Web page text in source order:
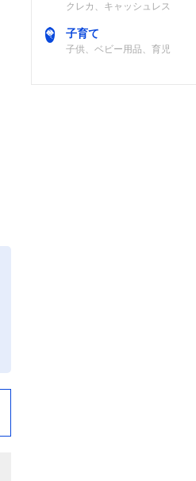
クレカ、キャッシュレス
子育て
子供、ベビー用品、育児